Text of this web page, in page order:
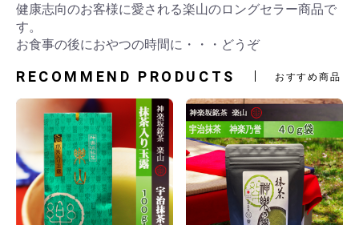
健康志向のお客様に愛される楽山のロングセラー商品で
す。
お食事の後におやつの時間に・・・どうぞ
RECOMMEND PRODUCTS おすすめ商品